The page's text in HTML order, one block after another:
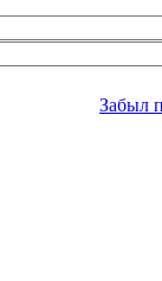
Забыл